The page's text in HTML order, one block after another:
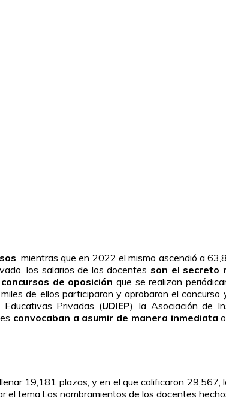
, mientras que en 2022 el mismo ascendió a
los salarios de los docentes son el secreto
concursos de oposición que se realizan
de ellos participaron y aprobaron el
Privadas (UDIEP), la Asociación de
convocaban a asumir de manera inmediata
19,181 plazas, y en el que calificaron
el tema.Los nombramientos de los docentes